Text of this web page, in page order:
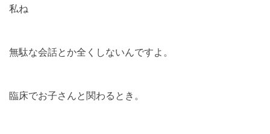
私ね
無駄な会話とか全くしないんですよ。
臨床でお子さんと関わるとき。